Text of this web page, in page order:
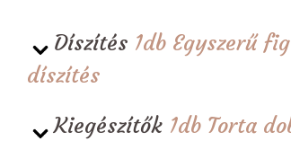
Díszítés 1db Egyszerű
díszítés
Kiegészítők 1db Torta